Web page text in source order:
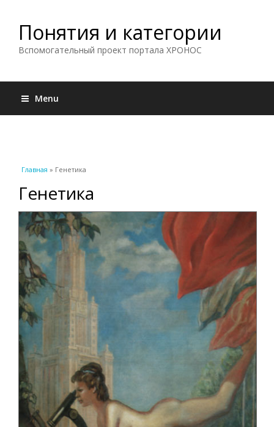
Понятия и категории
Вспомогательный проект портала ХРОНОС
Menu
Вы здесь
Главная » Генетика
Генетика